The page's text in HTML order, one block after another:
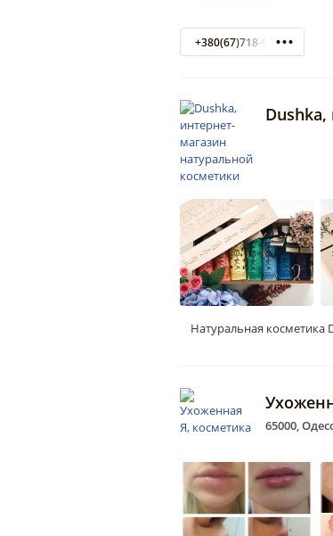
+380(67)718-92-60
Натуральная косметика
65000,